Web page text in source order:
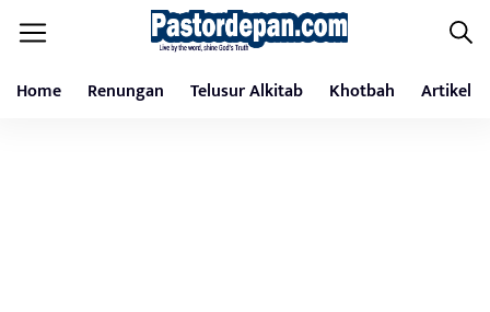
Home Renungan Telusur Alkitab Khotbah Artikel